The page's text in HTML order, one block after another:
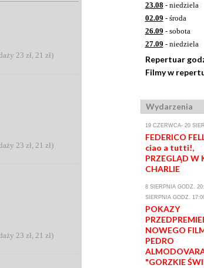
23 zł, 21 zł)
23 zł, 21 zł)
23 zł, 21 zł)
23.08 - niedziela
02.09 - środa
26.09 - sobota
27.09 - niedziela
Repertuar
Filmy w
Wydarzenia
19 CZERWCA- 20
FEDERICO
ciao a tutti!,
PRZEGLĄD W
CHARLIE
8 SIERPNIA GODZ.
SIERPNIA GODZ.
POKAZY
NOWEGO
PEDRO
"GORZKIE